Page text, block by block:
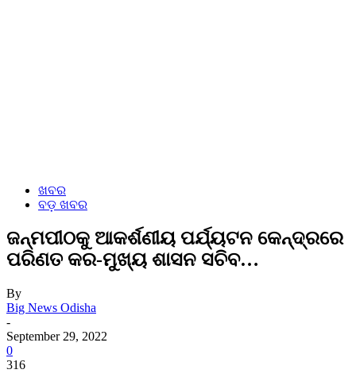
ଖବର
ବଡ଼ ଖବର
ଜନ୍ମପୀଠକୁ ଆକର୍ଶଣୀୟ ପର୍ଯ୍ୟଟନ କେନ୍ଦ୍ରରେ
ପରିଣତ କର-ମୁଖ୍ୟ ଶାସନ ସଚିବ…
By
Big News Odisha
-
September 29, 2022
0
316